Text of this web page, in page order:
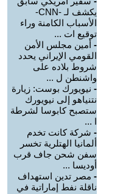
يكشف لـ -CNN-
الأسباب الكامنة وراء
توقيع ات ...
- أمين مجلس الأمن
القومي الإيراني يحدد
شروط بلاده على
واشنطن ل ...
- نيويورك بوست: زيارة
نتنياهو إلى نيويورك
ستصبح كابوسا لشرطة
ا ...
- شركة كانت تخدم
ألمانيا الهتلرية تخسر
سفن شحن جاف قرب
أوديسا ...
- مصر تدين استهداف
ناقلة نفط إماراتية في